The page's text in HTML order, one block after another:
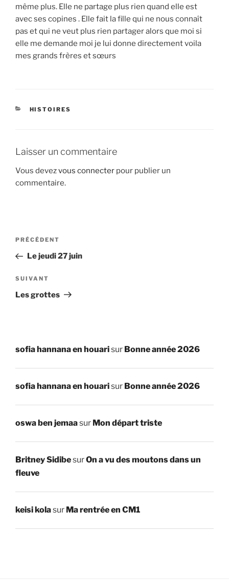
même plus. Elle ne partage plus rien quand elle est
avec ses copines . Elle fait la fille qui ne nous connaît
pas et qui ne veut plus rien partager alors que moi si
elle me demande moi je lui donne directement voila
mes grands frères et sœurs
CATÉGORIES
HISTOIRES
Laisser un commentaire
Vous devezvous connecter pour publier un
commentaire.
Navigation
l’article
Article
précédent
PRÉCÉDENT
Le jeudi 27 juin
Article
suivant
SUIVANT
Les grottes
sofia hannana en houarisur Bonne année 2026
sofia hannana en houarisur Bonne année 2026
oswa ben jemaasur Mon départ triste
Britney SidibesurOn a vu des moutons dans un
fleuve
keisi kolasur Ma rentrée en CM1